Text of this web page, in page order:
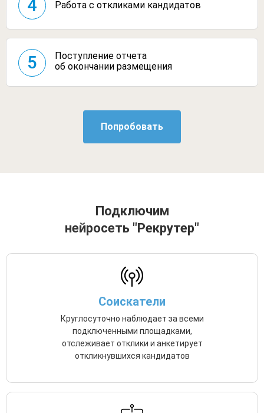
4 Работа с откликами кандидатов
5
Поступление отчета
об окончании размещения
Подключим
нейросеть "Рекрутер"
Соискатели
Круглосуточно наблюдает за всеми
подключенными площадками,
отслеживает отклики и анкетирует
откликнувшихся кандидатов